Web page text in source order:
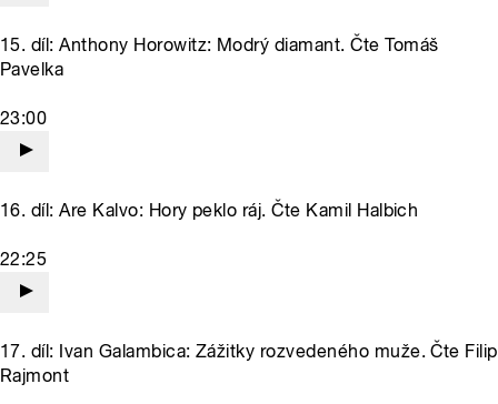
15. díl: Anthony Horowitz: Modrý diamant. Čte Tomáš
Pavelka
23:00
16. díl: Are Kalvo: Hory peklo ráj. Čte Kamil Halbich
22:25
17. díl: Ivan Galambica: Zážitky rozvedeného muže. Čte Filip
Rajmont